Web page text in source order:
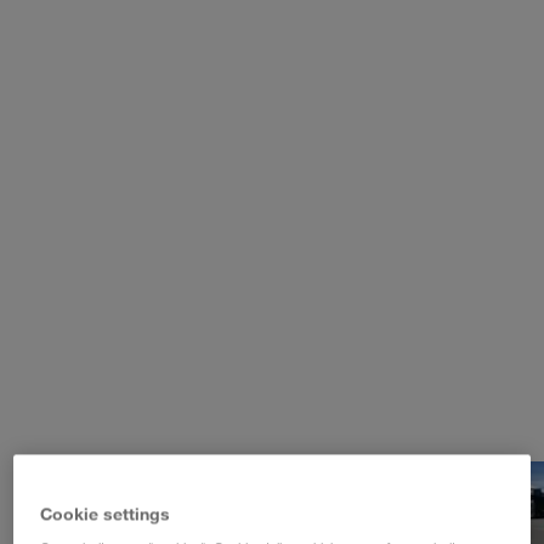
Cookie settings